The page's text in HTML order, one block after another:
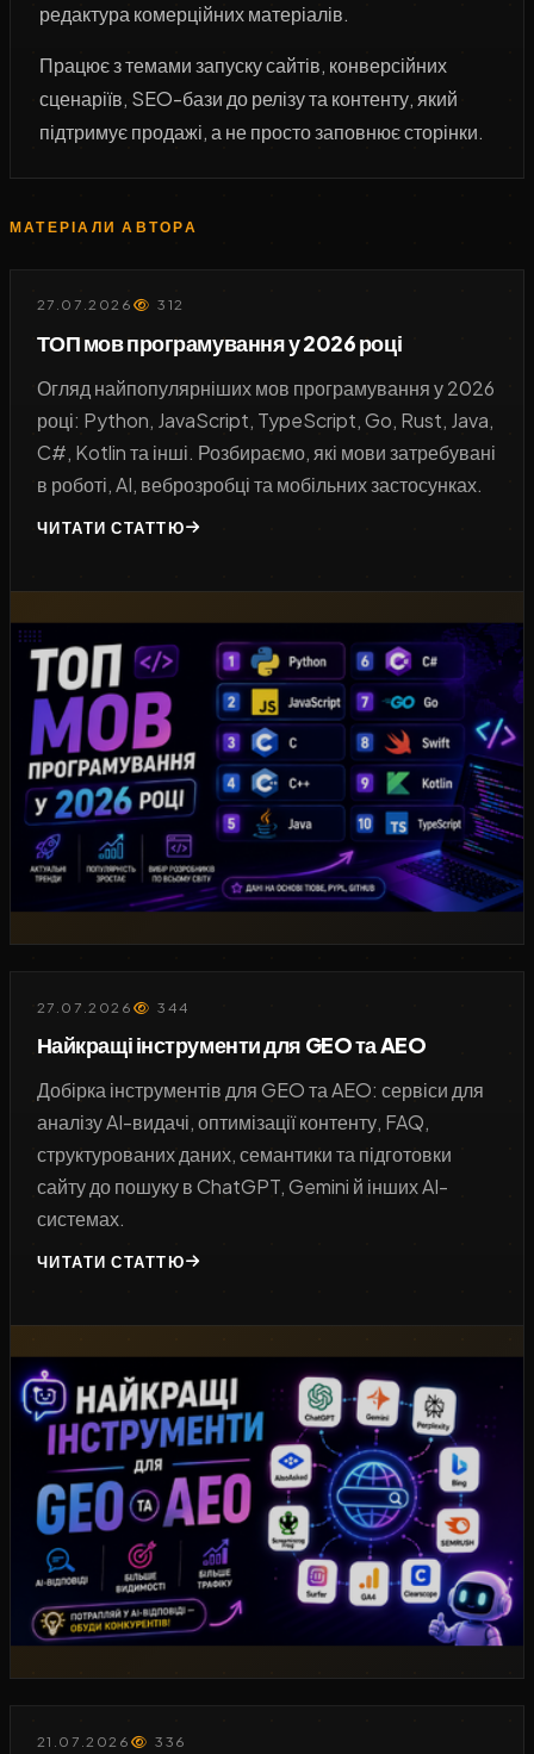
редактура комерційних матеріалів.
Працює з темами запуску сайтів, конверсійних
сценаріїв, SEO-бази до релізу та контенту, який
підтримує продажі, а не просто заповнює сторінки.
МАТЕРІАЛИ АВТОРА
27.07.2026 312
ТОП мов програмування у 2026 році
Огляд найпопулярніших мов програмування у 2026
році: Python, JavaScript, TypeScript, Go, Rust, Java,
C#, Kotlin та інші. Розбираємо, які мови затребувані
в роботі, AI, веброзробці та мобільних застосунках.
ЧИТАТИ СТАТТЮ
27.07.2026 344
Найкращі інструменти для GEO та AEO
Добірка інструментів для GEO та AEO: сервіси для
аналізу AI-видачі, оптимізації контенту, FAQ,
структурованих даних, семантики та підготовки
сайту до пошуку в ChatGPT, Gemini й інших AI-
системах.
ЧИТАТИ СТАТТЮ
21.07.2026 336